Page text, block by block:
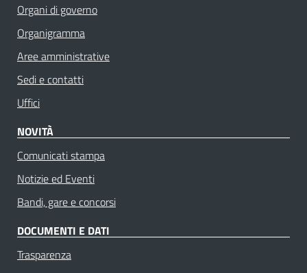
Organi di governo
Organigramma
Aree amministrative
Sedi e contatti
Uffici
NOVITÀ
Comunicati stampa
Notizie ed Eventi
Bandi, gare e concorsi
DOCUMENTI E DATI
Trasparenza